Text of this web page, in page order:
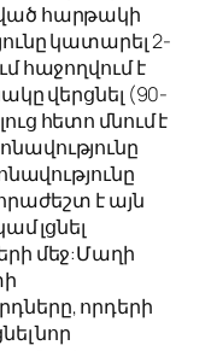
հարթակի
կատարել 2-
հաջողվում է
վերցնել (90-
հետո մնում է
է այն
լցնել
մեջ:Մաղի
որդերի
նոր